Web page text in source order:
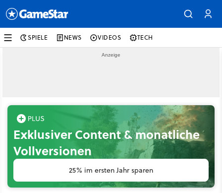
SPIELE NEWS VIDEOS TECH
Exklusiver Content & monatliche
Vollversionen
25% im ersten Jahr sparen